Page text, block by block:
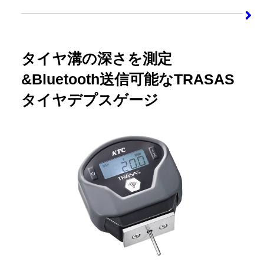
タイヤ溝の深さを測定
&Bluetooth送信可能なTRASAS
タイヤデプスゲージ